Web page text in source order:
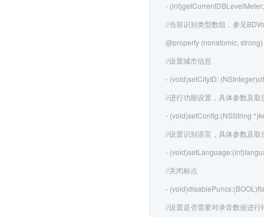
- (int)getCurrentDBLevelMeter;
//当前识别类型数组，参见
@property (nonatomic,
//设置城市信息
- (void)setCityID:
//进行功能设置，具体参数及
- (void)setConfig:(NSString
//设置识别语言，具体参数及
-
//关闭标点
-
//设置是否需要对录音数据进行